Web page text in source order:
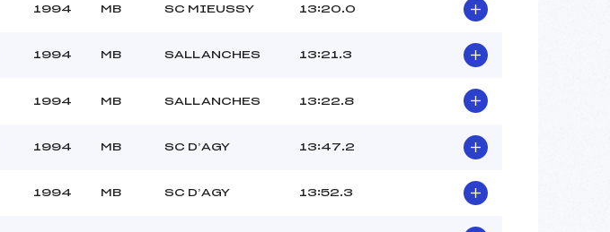
1994 MB SC MIEUSSY 13:20.0
1994 MB SALLANCHES 13:21.3
1994 MB SALLANCHES 13:22.8
1994 MB SC D’AGY 13:47.2
1994 MB SC D’AGY 13:52.3